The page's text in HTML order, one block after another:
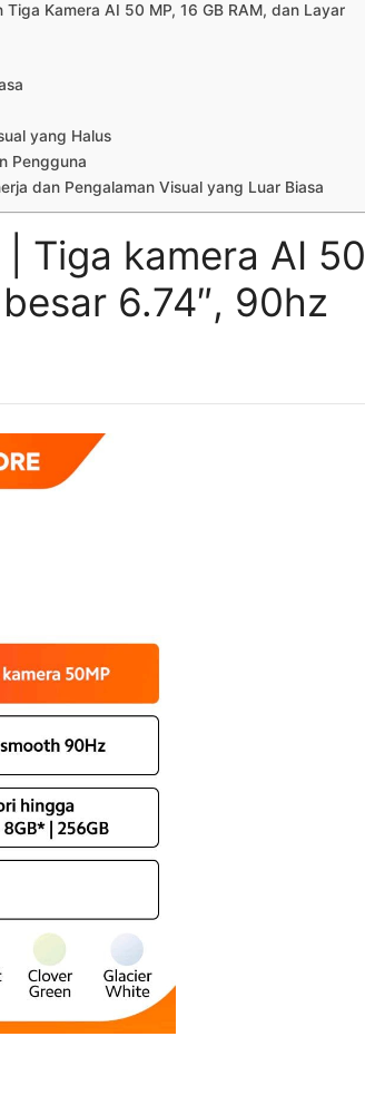
Kamera AI 50 MP, 16 GB RAM, dan Layar
yang Halus
Pengguna
dan Pengalaman Visual yang Luar Biasa
Tiga kamera AI 50
6.74″, 90hz